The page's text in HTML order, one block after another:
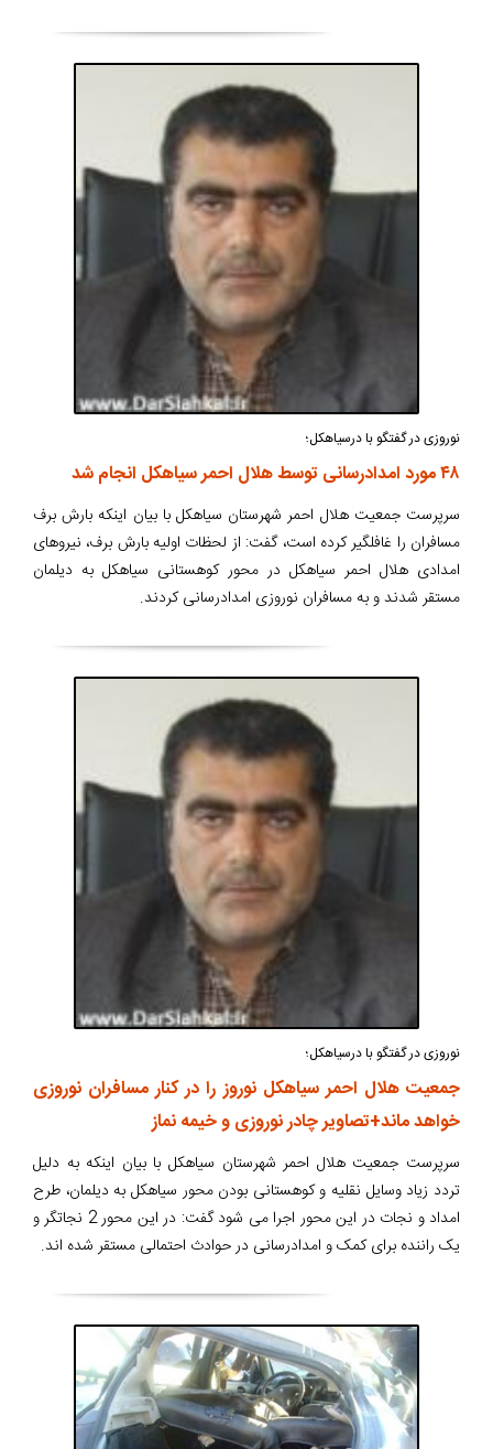
نوروزی در گفتگو با درسیاهکل؛
۴۸ مورد امدادرسانی توسط هلال احمر سیاهکل انجام شد
سرپرست جمعیت هلال احمر شهرستان سیاهکل با بیان اینکه بارش برف
مسافران را غافلگیر کرده است، گفت: از لحظات اولیه بارش برف، نیروهای
امدادی هلال احمر سیاهکل در محور کوهستانی سیاهکل به دیلمان
مستقر شدند و به مسافران نوروزی امدادرسانی کردند.
نوروزی در گفتگو با درسیاهکل؛
جمعیت هلال احمر سیاهکل نوروز را در کنار مسافران نوروزی
خواهد ماند+تصاویر چادر نوروزی و خیمه نماز
سرپرست جمعیت هلال احمر شهرستان سیاهکل با بیان اینکه به دلیل
تردد زیاد وسایل نقلیه و کوهستانی بودن محور سیاهکل به دیلمان، طرح
امداد و نجات در این محور اجرا می شود گفت: در این محور 2 نجاتگر و
یک راننده برای کمک و امدادرسانی در حوادث احتمالی مستقر شده اند.